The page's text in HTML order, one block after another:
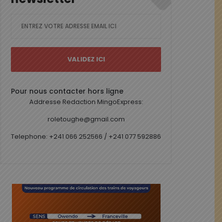
Pour nous contacter hors ligne
Addresse Redaction MingoExpress:
roletoughe@gmail.com
Telephone: +241 066 252566 / +241 077 592886